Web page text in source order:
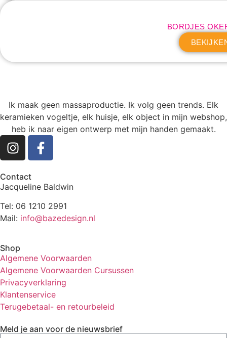
BORDJES
Ik maak geen massaproductie. Ik volg geen trends. Elk
keramieken vogeltje, elk huisje, elk object in mijn webshop,
heb ik naar eigen ontwerp met mijn handen gemaakt.
Contact
Jacqueline Baldwin
Tel: 06 1210 2991
Mail: info@bazedesign.nl
Shop
Algemene Voorwaarden
Algemene Voorwaarden Cursussen
Privacyverklaring
Klantenservice
Terugebetaal- en retourbeleid
Meld je aan voor de nieuwsbrief